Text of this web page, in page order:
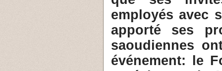
employés avec
apporté ses
saoudiennes
événement: le